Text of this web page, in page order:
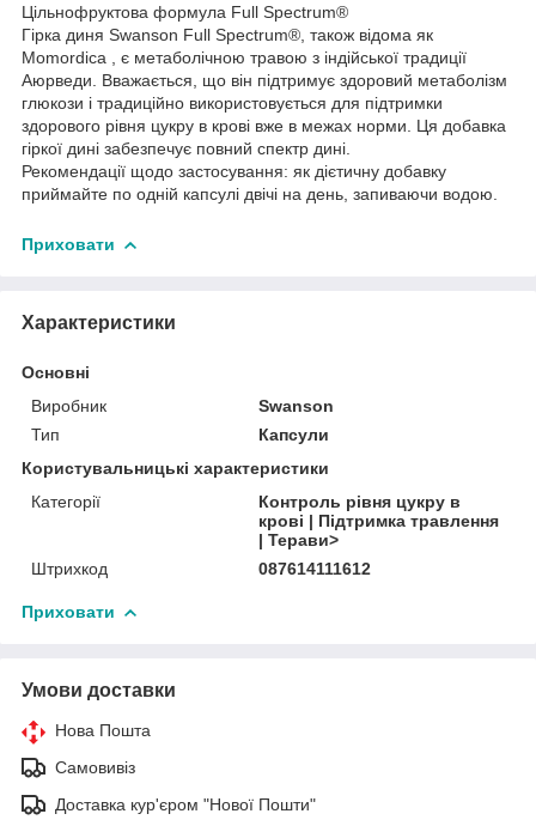
Цільнофруктова формула Full Spectrum®
Гірка диня Swanson Full Spectrum®, також відома як
Momordica , є метаболічною травою з індійської традиції
Аюрведи. Вважається, що він підтримує здоровий метаболізм
глюкози і традиційно використовується для підтримки
здорового рівня цукру в крові вже в межах норми. Ця добавка
гіркої дині забезпечує повний спектр дині.
Рекомендації щодо застосування: як дієтичну добавку
приймайте по одній капсулі двічі на день, запиваючи водою.
Приховати
Характеристики
Основні
Виробник
Swanson
Тип
Капсули
Користувальницькі характеристики
Категорії
Контроль рівня цукру в
крові | Підтримка травлення
| Терави>
Штрихкод
087614111612
Приховати
Умови доставки
Нова Пошта
Самовивіз
Доставка кур'єром "Нової Пошти"